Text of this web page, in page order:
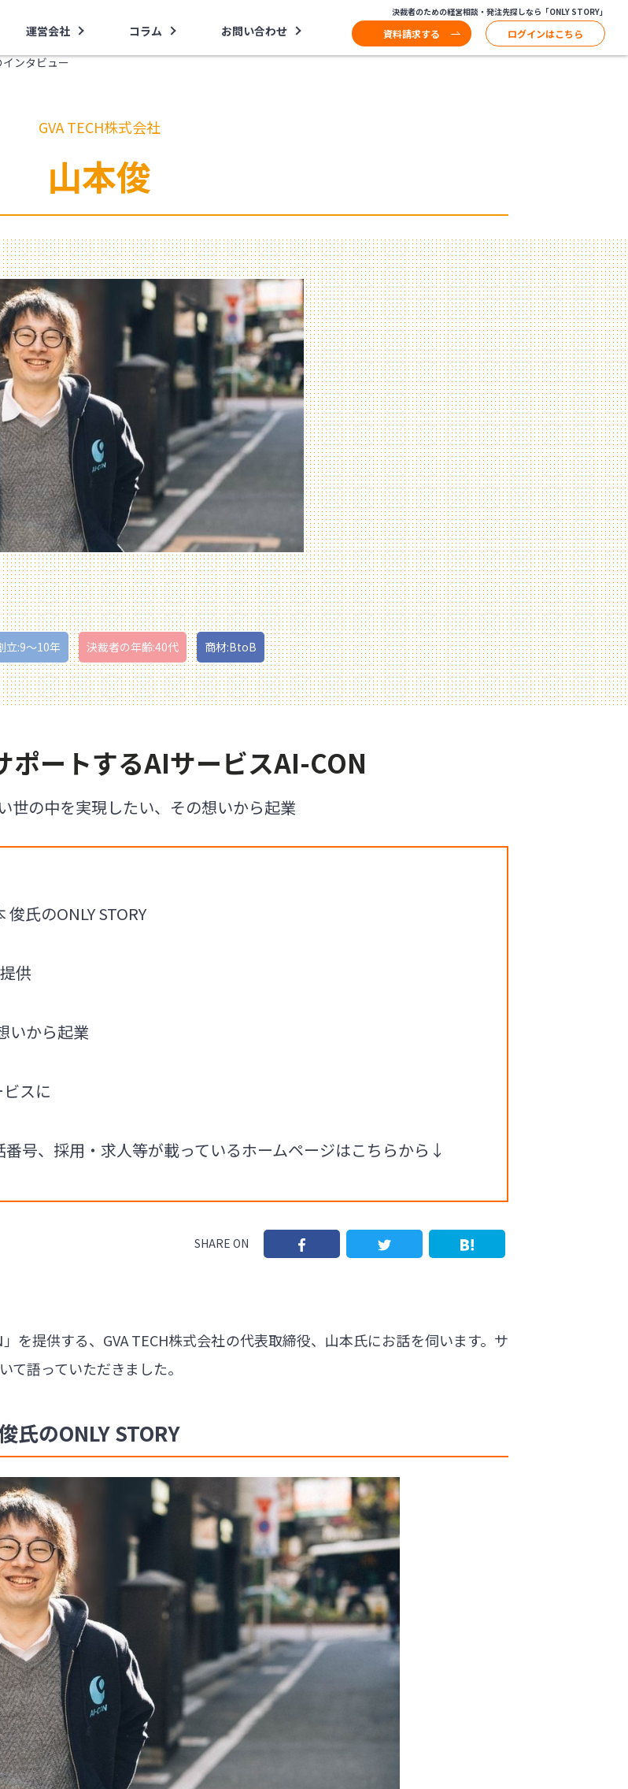
運営会社 コラム お問い合わせ
決裁者のための経営相談・発注先探しなら「ONLY STORY」
資料請求する ログインはこちら
ンタビュー
GVA TECH株式会社
山本俊
立:9〜10年 決裁者の年齢:40代 商材:BtoB
ポートするAIサービスAI-CON
世の中を実現したい、その想いから起業
氏のONLY STORY
供
いから起業
スに
番号、採用・求人等が載っているホームページはこちらから↓
SHARE ON
を提供する、GVA TECH株式会社の代表取締役、山本氏にお話を伺います。サ
て語っていただきました。
のONLY STORY